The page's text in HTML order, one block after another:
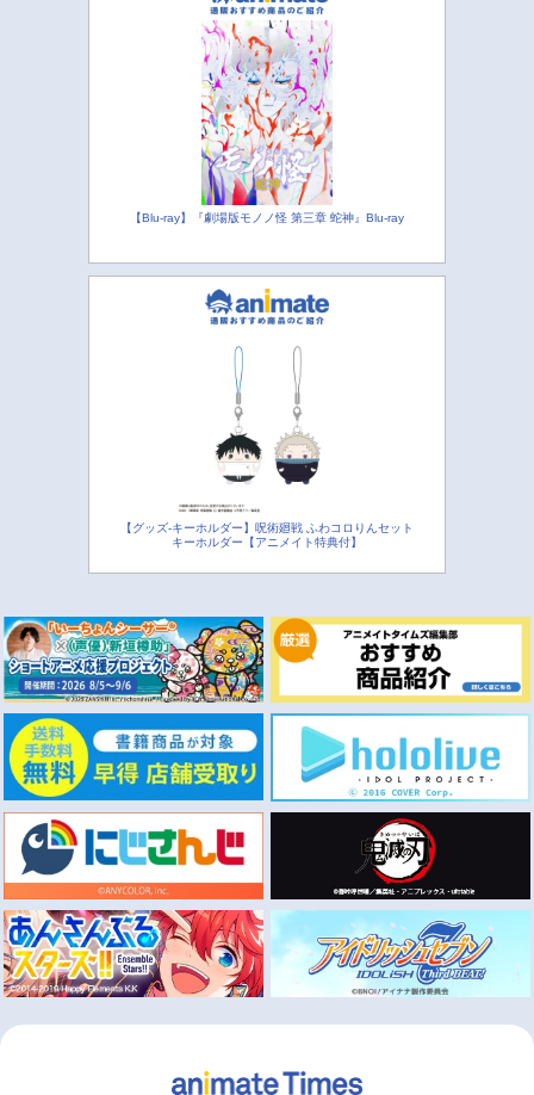
【Blu-ray】『劇場版モノノ怪 第三章 蛇神』Blu-ray
【グッズ-キーホルダー】呪術廻戦 ふわコロりんセット
キーホルダー【アニメイト特典付】